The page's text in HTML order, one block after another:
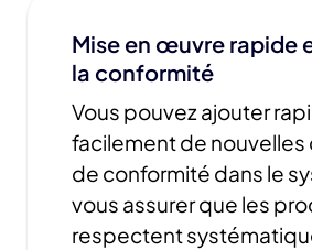
Mise en œuvre rapide
la conformité
Vous pouvez ajouter
facilement de nouvelles
de conformité dans le
vous assurer que les
respectent